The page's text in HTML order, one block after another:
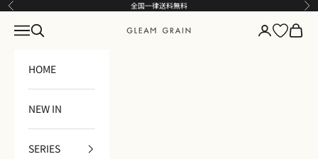
コンテンツへスキップ
前へ 全国一律送料無料 次
GLEAM GRAIN
メニュー
検索 ログインカート
HOME
NEW IN
SERIES